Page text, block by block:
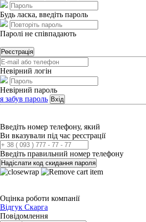
Будь ласка, введіть пароль
Паролі не співпадають
Реєстрація
Невірний логін
Невірний пароль
я забув пароль Вхід
Введіть номер телефону, який
Ви вказували під час реєстрації
Введіть правильний номер телефону
Надіслати код скидання пароля
Оцінка роботи компанії
Відгук Скарга
Повідомлення